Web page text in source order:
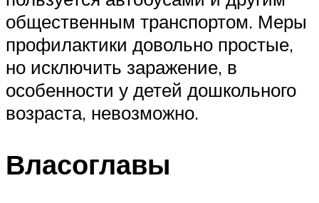
общественным транспортом. Меры
профилактики довольно простые,
но исключить заражение, в
особенности у детей дошкольного
возраста, невозможно.
Власоглавы